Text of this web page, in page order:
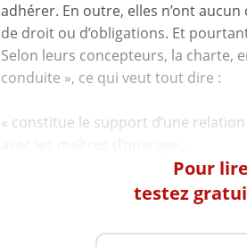
adhérer. En outre, elles n’ont
de droit ou d’obligations. Et
Selon leurs concepteurs, la charte,
conduite », ce qui veut tout dire :
« constitue le support d’une
Pour
testez